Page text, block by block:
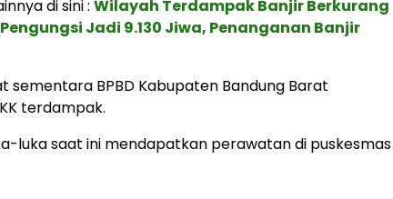
di sini : Wilayah Terdampak Banjir Berkurang
Jadi 9.130 Jiwa, Penanganan Banjir
sementara BPBD Kabupaten Bandung Barat
terdampak.
luka saat ini mendapatkan perawatan di puskesmas